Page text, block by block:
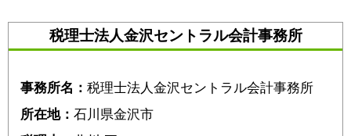
税理士法人金沢セントラル会計事務所
事務所名： 税理士法人金沢セントラル会計事務所
所在地： 石川県金沢市